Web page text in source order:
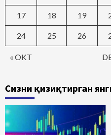
« OKT
17 18 19
24 25 26
Сизни қизиқтирган